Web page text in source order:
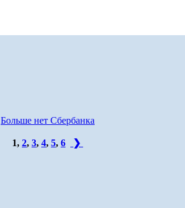
Больше нет Сбербанка
1, 2, 3, 4, 5, 6 ❯